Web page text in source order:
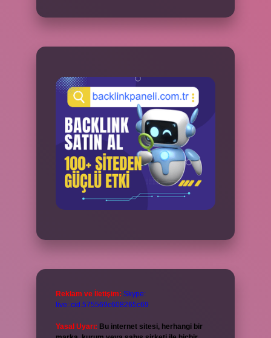
Reklam ve İletişim: Skype:
live:.cid.575569c608265c69
Yasal Uyarı: Bu internet sitesi, herhangi bir